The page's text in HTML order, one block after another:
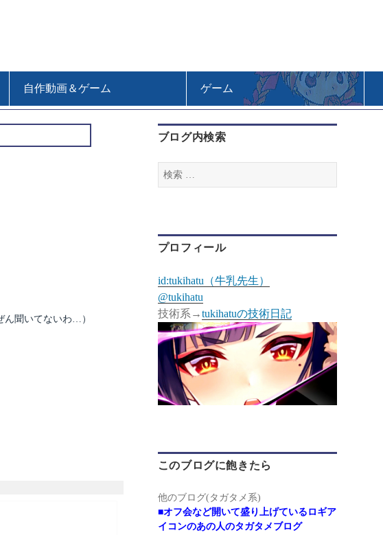
自作動画＆ゲーム ゲーム
聞いてないわ…）
ブログ内検索
検
索
プロフィール
id:tukihatu（牛乳先生）
@tukihatu
技術系→tukihatuの技術日記
このブログに飽きたら
他のブログ(タガタメ系)
■オフ会など開いて盛り上げているロギア
イコンのあの人のタガタメブログ